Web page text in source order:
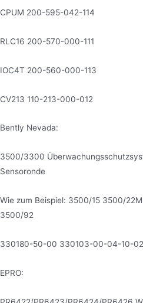
CPUM 200-595-042-114
RLC16 200-570-000-111
IOC4T 200-560-000-113
CV213 110-213-000-012
Bently Nevada:
3500/3300
Sensoronde
Wie zum Beispiel: 3500/15 3500/
3500/92
330180-50-00 330103-00-04-10-
EPRO: